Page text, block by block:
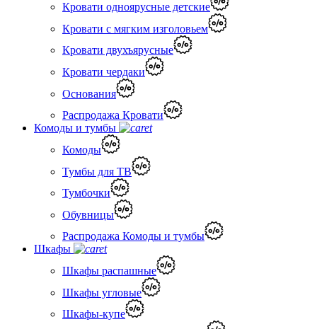
Кровати одноярусные детские
Кровати с мягким изголовьем
Кровати двухъярусные
Кровати чердаки
Основания
Распродажа Кровати
Комоды и тумбы
Комоды
Тумбы для ТВ
Тумбочки
Обувницы
Распродажа Комоды и тумбы
Шкафы
Шкафы распашные
Шкафы угловые
Шкафы-купе